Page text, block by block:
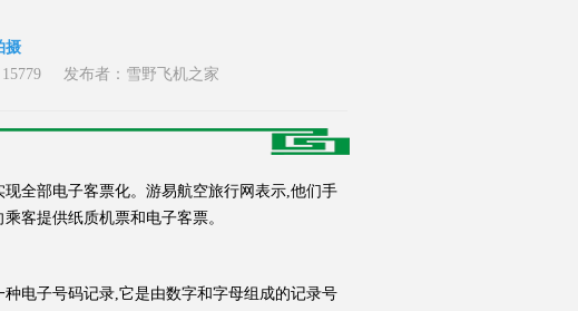
摄
15779 发布者：雪野飞机之家
全部电子客票化。游易航空旅行网表示,他们手
客提供纸质机票和电子客票。
电子号码记录,它是由数字和字母组成的记录号